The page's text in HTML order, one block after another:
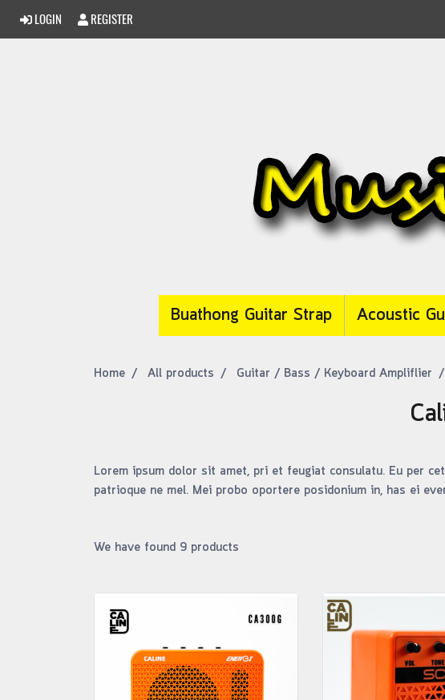
LOGIN REGISTER
Buathong Guitar Strap Acoustic
Home All products Guitar / Bass / Keyboard Ampliflier
Lorem ipsum dolor sit amet, pri et feugiat consulatu. Eu per
patrioque ne mel. Mei probo oportere posidonium in, has ei
We have found 9 products